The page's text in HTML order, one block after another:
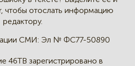
чтобы отослать информацию
редактору.
СМИ: Эл № ФС77-50890
46ТВ зарегистрировано в